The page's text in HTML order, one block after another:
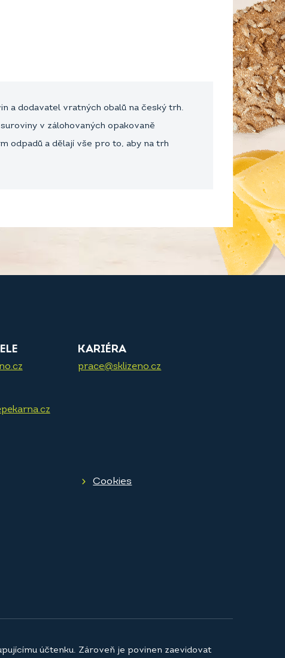
a dodavatel vratných obalů na český trh.
v zálohovaných opakovaně
odpadů a dělají vše pro to, aby na trh
KARIÉRA
prace@sklizeno.cz
Cookies
účtenku. Zároveň je povinen zaevidovat